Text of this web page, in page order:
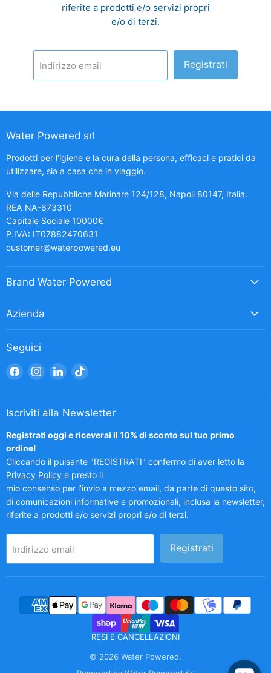
riferite a prodotti e/o servizi propri
e/o di terzi.
Indirizzo email Registrati
Water Powered srl
Prodotti per l’igiene e la cura della persona, efficaci e pratici da
utilizzare, sia a casa che in viaggio.
Via delle Repubbliche Marinare 124/128, Napoli 80147, Italia.
REA NA-673310
Capitale Sociale 10000€
P.IVA: IT07882470631
customer@waterpowered.eu
Brand Water Powered
Azienda
Seguici
Trovaci
Facebook
Trovaci
Instagram
Trovaci
LinkedIn
Trovaci
TikTok
Iscriviti alla Newsletter
Registrati oggi e riceverai il 10% di sconto sul tuo primo
ordine!
Cliccando il pulsante "REGISTRATI" confermo di aver letto la
Privacy Policy e presto il
mio consenso per l’invio a mezzo email, da parte di questo sito,
di comunicazioni informative e promozionali, inclusa la newsletter,
riferite a prodotti e/o servizi propri e/o di terzi.
Indirizzo email Registrati
RESI E CANCELLAZIONI
© 2026 Water Powered.